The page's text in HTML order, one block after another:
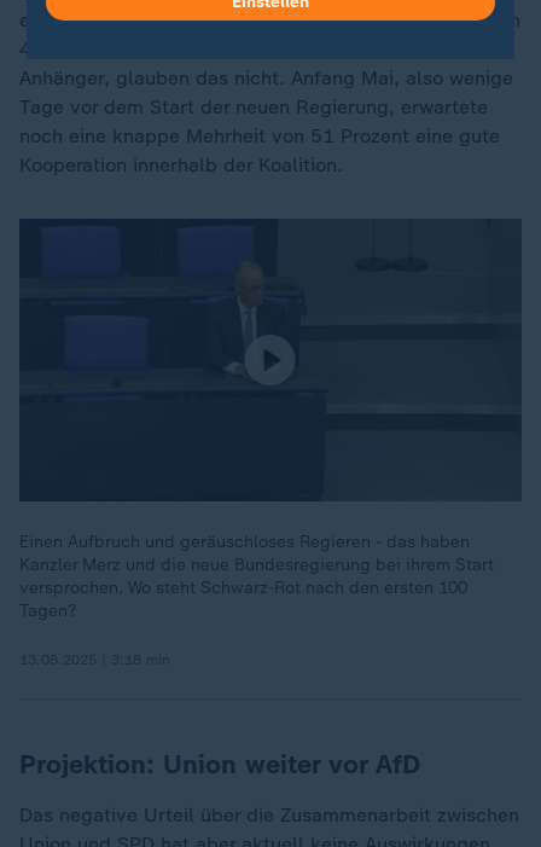
eher gut zusammenarbeiten, 61 Prozent, darunter auch
41 Prozent der CDU/CSU- und 47 Prozent der SPD-
Anhänger, glauben das nicht. Anfang Mai, also wenige
Tage vor dem Start der neuen Regierung, erwartete
noch eine knappe Mehrheit von 51 Prozent eine gute
Kooperation innerhalb der Koalition.
Einen Aufbruch und geräuschloses Regieren - das haben
Kanzler Merz und die neue Bundesregierung bei ihrem Start
versprochen. Wo steht Schwarz-Rot nach den ersten 100
Tagen?
Projektion: Union weiter vor AfD
Das negative Urteil über die Zusammenarbeit zwischen